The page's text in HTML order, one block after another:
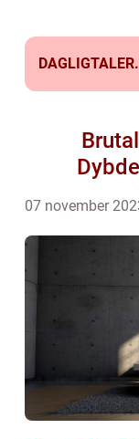
DAGLIGTALER.
07 november